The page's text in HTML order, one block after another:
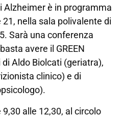
Alzheimer è in programma
nella sala polivalente di
Sarà una conferenza
avere il GREEN
Aldo Biolcati (geriatra),
clinico) e di
alle 12,30, al circolo